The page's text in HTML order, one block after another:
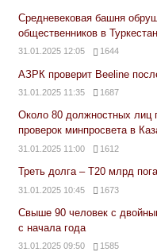
Средневековая башня
общественников в
31.01.2025 12:05 1644
АЗРК проверит Beeline
31.01.2025 11:35 1687
Около 80 должностных лиц
проверок минпросвета в
31.01.2025 11:00 1612
Треть долга – Т20 млрд
31.01.2025 10:45 1673
Свыше 90 человек с
с начала года
31.01.2025 09:50 1585